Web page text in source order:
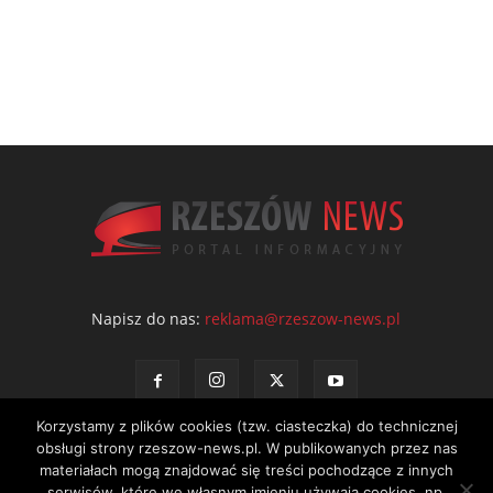
Napisz do nas: reklama@rzeszow-news.pl
Korzystamy z plików cookies (tzw. ciasteczka) do technicznej
obsługi strony rzeszow-news.pl. W publikowanych przez nas
materiałach mogą znajdować się treści pochodzące z innych